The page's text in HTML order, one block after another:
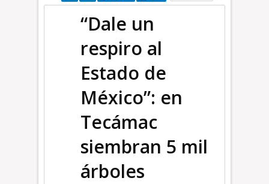
“Dale un
respiro al
Estado de
México”: en
Tecámac
siembran 5 mil
árboles